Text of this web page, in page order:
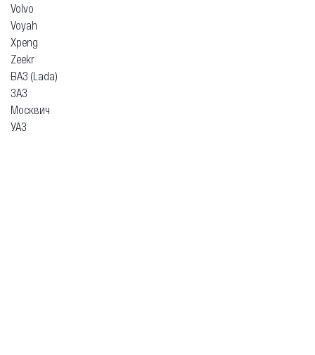
Volvo
Voyah
Xpeng
Zeekr
ВАЗ (Lada)
ЗАЗ
Москвич
УАЗ